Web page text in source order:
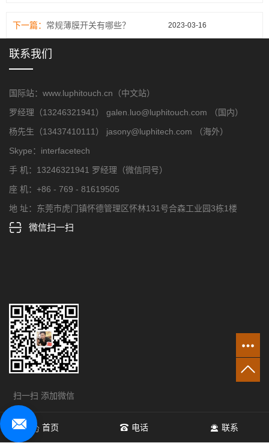
下一篇： 常规薄膜开关有哪些？ 2023-03-16
联系我们
国际站：www.luphitouch.cn（中文站）
罗经理（13246321941） galen.luo@luphitouch.com （国内）
杨先生（13437410111） jasony@luphitech.com （海外）
Skype：interfacetech
手 机：13246321941 罗经理（微信同号）
座 机：+86 - 769 - 81619505
地 址：东莞市虎门镇怀德管理区怀林131号合森工业园3栋1楼
微信扫一扫
扫一扫 添加微信
版权所有 © 2026 东莞市雨菲电子科技有限公司 ICP备案：粤ICP
备2022091324号技术支持：华商网络 网站地图主营区域：江
首页 电话 联系